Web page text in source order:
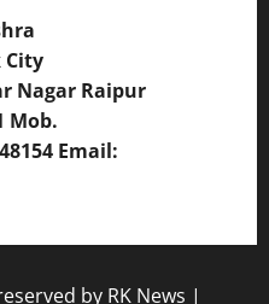
City
Nagar Raipur
Mob.
Email:
by RK News |